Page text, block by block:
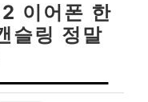
이어폰 한
슬링 정말